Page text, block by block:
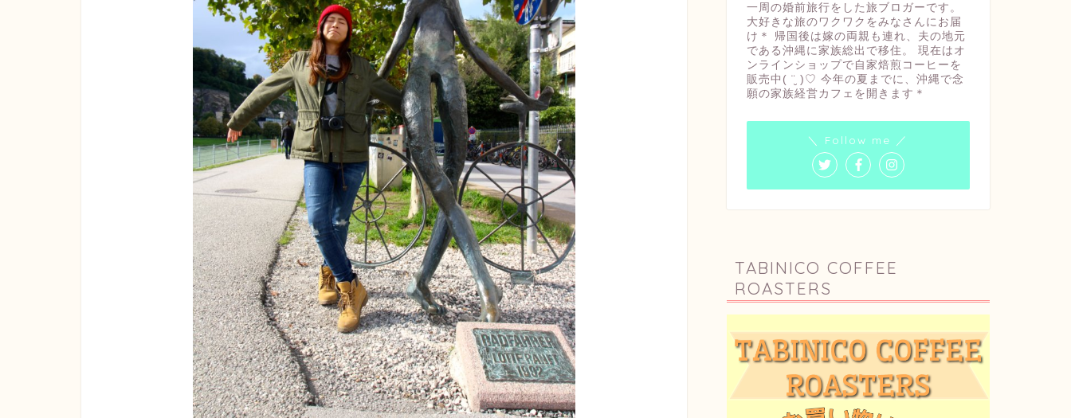
一周の婚前旅行をした旅ブロガーです。
大好きな旅のワクワクをみなさんにお届
け＊ 帰国後は嫁の両親も連れ、夫の地元
である沖縄に家族総出で移住。 現在はオ
ンラインショップで自家焙煎コーヒーを
販売中( ¨̮ )♡ 今年の夏までに、沖縄で念
願の家族経営カフェを開きます＊
＼ Follow me ／
TABINICO COFFEE
ROASTERS